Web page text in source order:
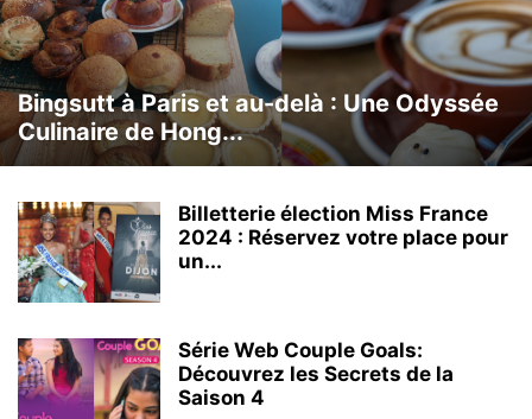
Bingsutt à Paris et au-delà : Une Odyssée
Culinaire de Hong...
Billetterie élection Miss France
2024 : Réservez votre place pour
un...
Série Web Couple Goals:
Découvrez les Secrets de la
Saison 4